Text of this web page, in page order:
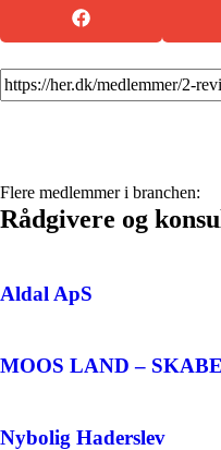
Flere medlemmer i branchen:
Rådgivere og
Aldal ApS
MOOS LAND –
Nybolig Haderslev